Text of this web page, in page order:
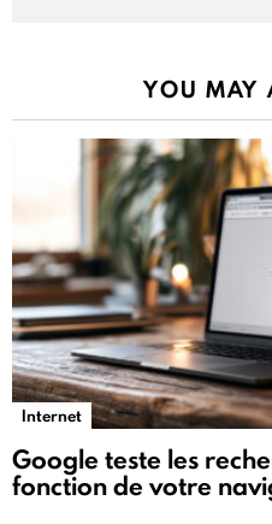
YOU MAY
Internet
Google teste les
fonction de votre